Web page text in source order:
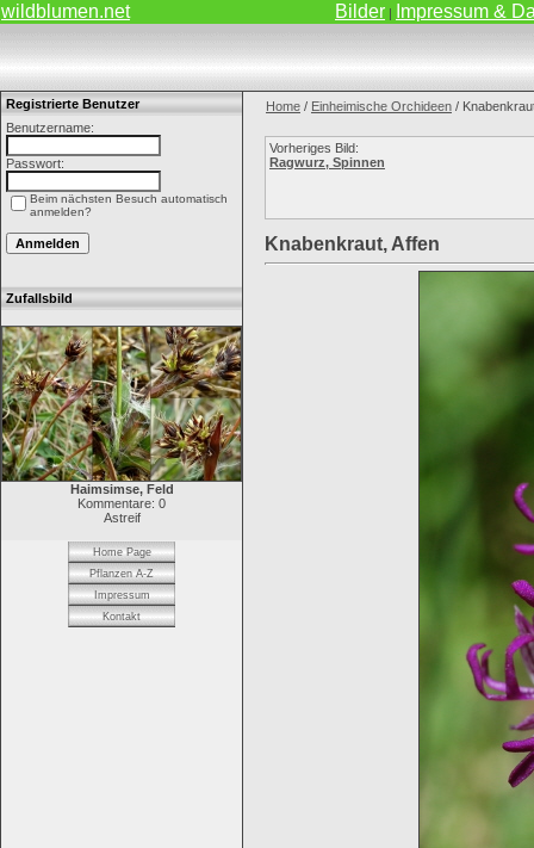
wildblumen.net Bilder | Impressum &
Registrierte Benutzer
Benutzername:
Passwort:
Beim nächsten Besuch automatisch
anmelden?
Zufallsbild
Haimsimse, Feld
Kommentare: 0
Astreif
Home Page
Pflanzen A-Z
Impressum
Kontakt
Home / Einheimische Orchideen /
Vorheriges Bild:
Ragwurz, Spinnen
Knabenkraut, Affen